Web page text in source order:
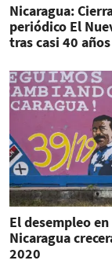
Nicaragua:
periódico El
tras casi 40
El desempleo en
Nicaragua
2020